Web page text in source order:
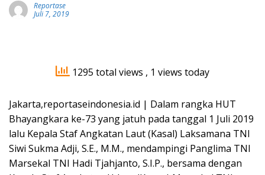
Reportase
Juli 7, 2019
1295 total views , 1 views today
Jakarta,reportaseindonesia.id | Dalam rangka HUT
Bhayangkara ke-73 yang jatuh pada tanggal 1 Juli 2019
lalu Kepala Staf Angkatan Laut (Kasal) Laksamana TNI
Siwi Sukma Adji, S.E., M.M., mendampingi Panglima TNI
Marsekal TNI Hadi Tjahjanto, S.I.P., bersama dengan